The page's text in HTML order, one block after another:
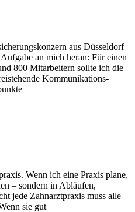
aus Düsseldorf
an mich heran: Für einen
800 Mitarbeitern sollte ich die
Kommunikations-
Wenn ich eine Praxis plane,
– sondern in Abläufen,
jede Zahnarztpraxis muss alle
sie gut